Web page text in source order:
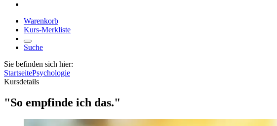
Warenkorb
Kurs-Merkliste
Suche
Sie befinden sich hier:
StartseitePsychologie
Kursdetails
"So empfinde ich das."